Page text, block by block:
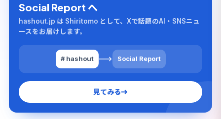
Social Report へ
hashout.jp は Shiritomo として、Xで話題のAI・SNSニュ
ースをお届けします。
# hashout Social Report
見てみる